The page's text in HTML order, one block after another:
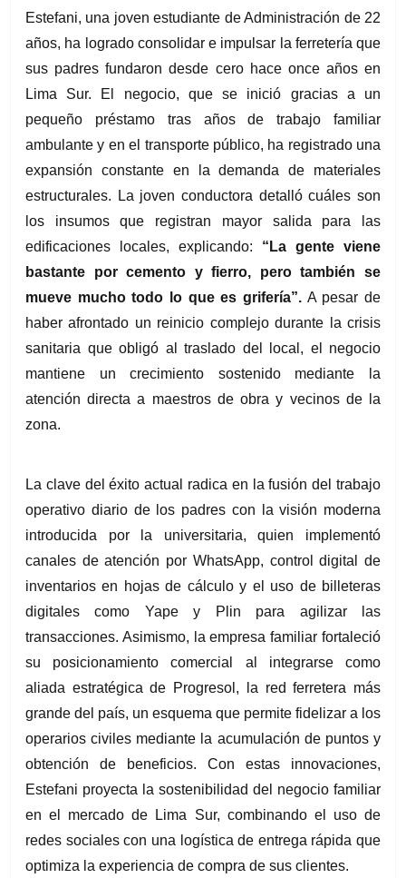
Estefani, una joven estudiante de Administración de 22
años, ha logrado consolidar e impulsar la ferretería que
sus padres fundaron desde cero hace once años en
Lima Sur. El negocio, que se inició gracias a un
pequeño préstamo tras años de trabajo familiar
ambulante y en el transporte público, ha registrado una
expansión constante en la demanda de materiales
estructurales. La joven conductora detalló cuáles son
los insumos que registran mayor salida para las
edificaciones locales, explicando: “La gente viene
bastante por cemento y fierro, pero también se
mueve mucho todo lo que es grifería”. A pesar de
haber afrontado un reinicio complejo durante la crisis
sanitaria que obligó al traslado del local, el negocio
mantiene un crecimiento sostenido mediante la
atención directa a maestros de obra y vecinos de la
zona.
La clave del éxito actual radica en la fusión del trabajo
operativo diario de los padres con la visión moderna
introducida por la universitaria, quien implementó
canales de atención por WhatsApp, control digital de
inventarios en hojas de cálculo y el uso de billeteras
digitales como Yape y Plin para agilizar las
transacciones. Asimismo, la empresa familiar fortaleció
su posicionamiento comercial al integrarse como
aliada estratégica de Progresol, la red ferretera más
grande del país, un esquema que permite fidelizar a los
operarios civiles mediante la acumulación de puntos y
obtención de beneficios. Con estas innovaciones,
Estefani proyecta la sostenibilidad del negocio familiar
en el mercado de Lima Sur, combinando el uso de
redes sociales con una logística de entrega rápida que
optimiza la experiencia de compra de sus clientes.